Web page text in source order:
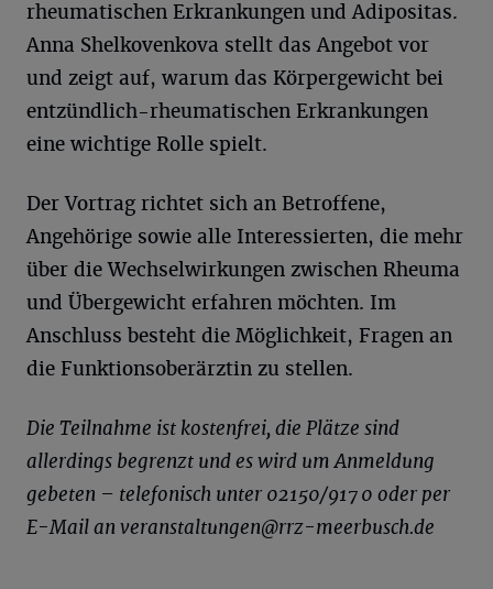
rheumatischen Erkrankungen und Adipositas.
Anna Shelkovenkova stellt das Angebot vor
und zeigt auf, warum das Körpergewicht bei
entzündlich-rheumatischen Erkrankungen
eine wichtige Rolle spielt.
Der Vortrag richtet sich an Betroffene,
Angehörige sowie alle Interessierten, die mehr
über die Wechselwirkungen zwischen Rheuma
und Übergewicht erfahren möchten. Im
Anschluss besteht die Möglichkeit, Fragen an
die Funktionsoberärztin zu stellen.
Die Teilnahme ist kostenfrei, die Plätze sind
allerdings begrenzt und es wird um Anmeldung
gebeten – telefonisch unter 02150/917 0 oder per
E-Mail an veranstaltungen@rrz-­meerbusch.de